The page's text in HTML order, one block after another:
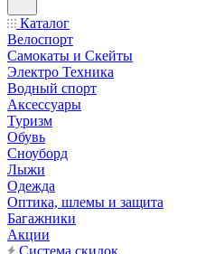
Каталог
Велоспорт
Самокаты и Скейты
Электро Техника
Водный спорт
Аксессуары
Туризм
Обувь
Сноуборд
Лыжи
Одежда
Оптика, шлемы и защита
Багажники
Акции
Система скидок